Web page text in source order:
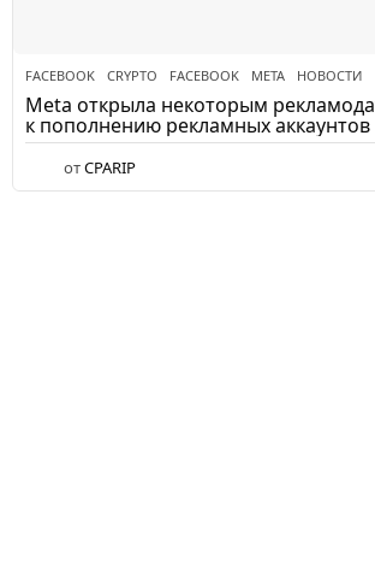
FACEBOOK CRYPTO ,FACEBOOK ,META ,НОВОСТИ
Meta открыла некоторым
к пополнению рекламных аккаунтов
отCPARIP